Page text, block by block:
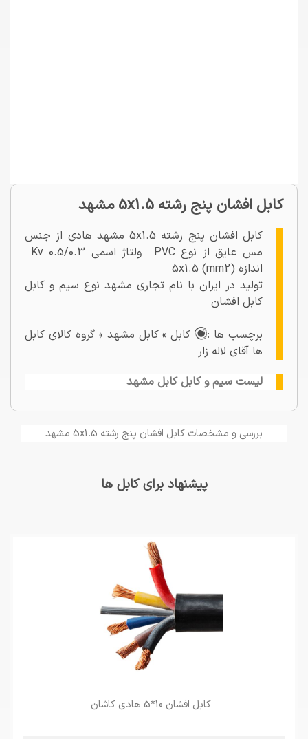
کابل افشان پنج رشته 5x1.5 مشهد
کابل افشان پنج رشته 5x1.5 مشهد هادی از جنس
اندازه 5x1.5 (mm2)
تولید در ایران با نام تجاری مشهد نوع سیم و کابل
کابل افشان
برچسب ها :
کابل » کابل مشهد » گروه کالای کابل
ها آقای لاله زار
لیست سیم و کابل کابل مشهد
بررسی و مشخصات کابل افشان پنج رشته 5x1.5 مشهد
پیشنهاد برای کابل ها
کابل افشان 10*5 هادی کاشان